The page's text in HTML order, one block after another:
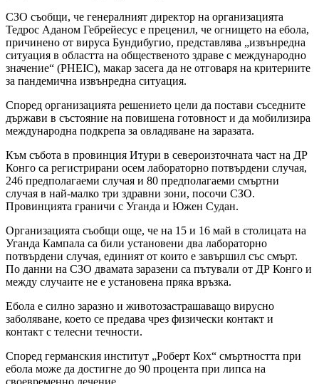
СЗО съобщи, че генералният директор на организацията
Тедрос Аданом Гебрейесус е преценил, че огнището на ебола,
причинено от вируса Бундибугио, представлява „извънредна
ситуация в областта на общественото здраве с международно
значение“ (PHEIC), макар засега да не отговаря на критериите
за пандемична извънредна ситуация.
Според организацията решението цели да постави съседните
държави в състояние на повишена готовност и да мобилизира
международна подкрепа за овладяване на заразата.
Към събота в провинция Итури в североизточната част на ДР
Конго са регистрирани осем лабораторно потвърдени случая,
246 предполагаеми случая и 80 предполагаеми смъртни
случая в най-малко три здравни зони, посочи СЗО.
Провинцията граничи с Уганда и Южен Судан.
Организацията съобщи още, че на 15 и 16 май в столицата на
Уганда Кампала са били установени два лабораторно
потвърдени случая, единият от които е завършил със смърт.
По данни на СЗО двамата заразени са пътували от ДР Конго и
между случаите не е установена пряка връзка.
Ебола е силно заразно и животозастрашаващо вирусно
заболяване, което се предава чрез физически контакт и
контакт с телесни течности.
Според германския институт „Роберт Кох“ смъртността при
ебола може да достигне до 90 процента при липса на